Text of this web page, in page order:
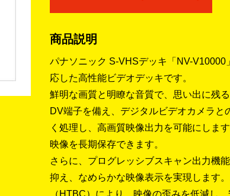
商品説明
パナソニック S-VHSデッキ「NV-
応した高性能ビデオデッキです。
鮮明な画質と明瞭な音質で、思い出に残
DV端子を備え、デジタルビデオカメラ
く処理し、高画質映像出力を可能にしま
映像を長期保存できます。
さらに、プログレッシブスキャン出力機
抑え、なめらかな映像表示を実現します
（HTBC）により、映像の歪みを低減し